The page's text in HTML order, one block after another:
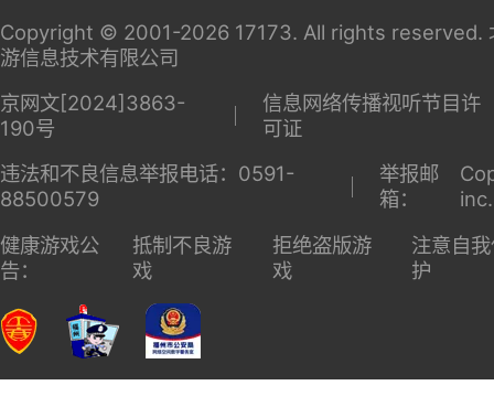
Copyright © 2001-2026 17173. All rights reserved.
游信息技术有限公司
京网文[2024]3863-
190号
信息网络传播视听节目许
可证
违法和不良信息举报电话：0591-
88500579
举报邮
箱：
健康游戏公
告：
抵制不良游
戏
拒绝盗版游
戏
注意自
护